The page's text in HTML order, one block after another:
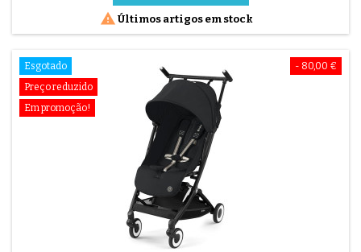
 Últimos artigos em stock
- 80,00 €
Esgotado
Preço reduzido
Em promoção!